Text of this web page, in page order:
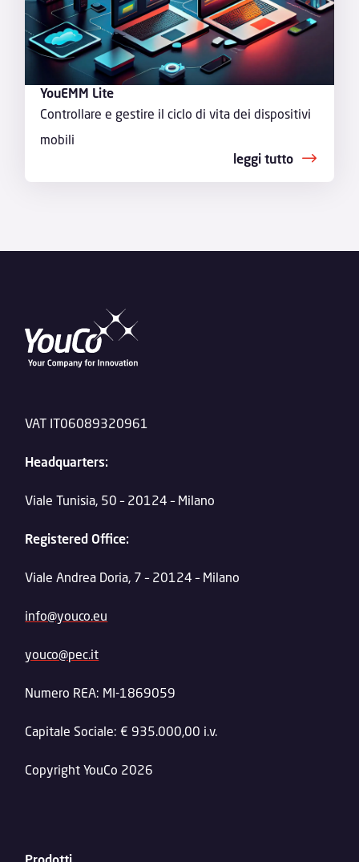
YouEMM Lite
Controllare e gestire il ciclo di vita dei dispositivi
mobili
leggi tutto
VAT IT06089320961
Headquarters:
Viale Tunisia, 50 – 20124 – Milano
Registered Office:
Viale Andrea Doria, 7 – 20124 – Milano
info@youco.eu
youco@pec.it
Numero REA: MI-1869059
Capitale Sociale: € 935.000,00 i.v.
Copyright YouCo 2026
Prodotti